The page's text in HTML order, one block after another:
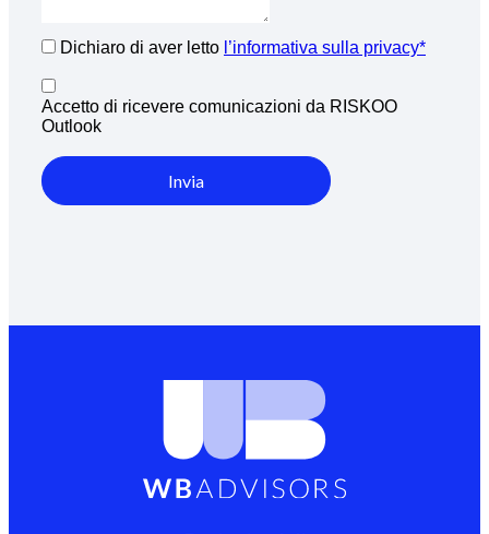
Dichiaro di aver letto l’informativa sulla privacy*
Accetto di ricevere comunicazioni da RISKOO
Outlook
Invia